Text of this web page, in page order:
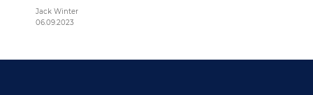
Jack Winter
06.09.2023